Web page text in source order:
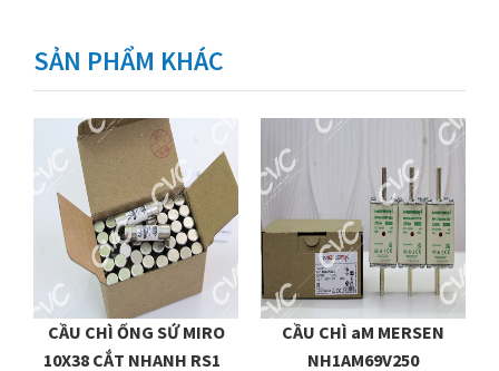
SẢN PHẨM KHÁC
CẦU CHÌ ỐNG SỨ MIRO
10X38 CẮT NHANH RS15
CẦU CHÌ aM MERSEN
NH1AM69V250